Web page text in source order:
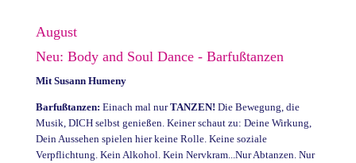
August
Neu: Body and Soul Dance - Barfußtanzen
Mit Susann Humeny
Barfußtanzen: Einach mal nurTANZEN! Die Bewegung, die
Musik, DICH selbst genießen. Keiner schaut zu: Deine Wirkung,
Dein Aussehen spielen hier keine Rolle. Keine soziale
Verpflichtung. Kein Alkohol. Kein Nervkram...Nur Abtanzen. Nur